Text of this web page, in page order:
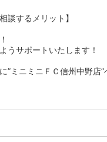
談するメリット】
うサポートいたします！
”ミニミニＦＣ信州中野店”